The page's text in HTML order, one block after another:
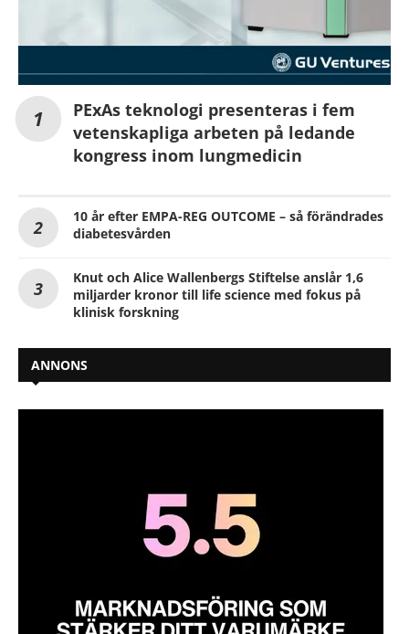
PExAs teknologi presenteras i fem
vetenskapliga arbeten på ledande
kongress inom lungmedicin
10 år efter EMPA-REG OUTCOME – så förändrades
diabetesvården
Knut och Alice Wallenbergs Stiftelse anslår 1,6
miljarder kronor till life science med fokus på
klinisk forskning
ANNONS